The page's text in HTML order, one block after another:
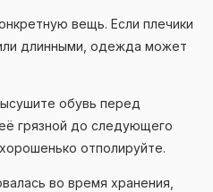
вещь. Если плечики
длинными, одежда может
обувь перед
грязной до следующего
отполируйте.
во время хранения,